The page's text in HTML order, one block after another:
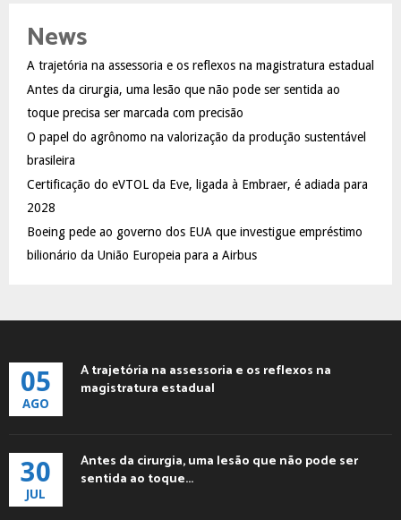
h
o
r
:
A
C
News
A trajetória na assessoria e os reflexos na magistratura estadual
Antes da cirurgia, uma lesão que não pode ser sentida ao
toque precisa ser marcada com precisão
O papel do agrônomo na valorização da produção sustentável
brasileira
Certificação do eVTOL da Eve, ligada à Embraer, é adiada para
2028
Boeing pede ao governo dos EUA que investigue empréstimo
bilionário da União Europeia para a Airbus
05
AGO
A trajetória na assessoria e os reflexos na
magistratura estadual
30
JUL
Antes da cirurgia, uma lesão que não pode ser
sentida ao toque...